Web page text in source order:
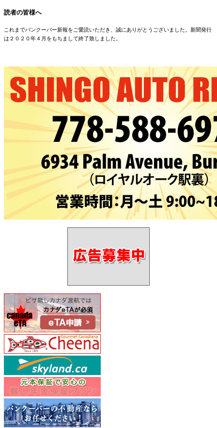
読者の皆様へ
これまでバンクーバー新報をご愛読いただき、誠にありがとうございました。新聞発行
は２０２０年４月をもちまして終了致しました。